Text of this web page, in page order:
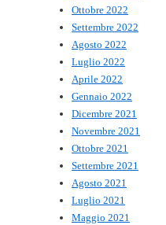
Ottobre 2022
Settembre 2022
Agosto 2022
Luglio 2022
Aprile 2022
Gennaio 2022
Dicembre 2021
Novembre 2021
Ottobre 2021
Settembre 2021
Agosto 2021
Luglio 2021
Maggio 2021